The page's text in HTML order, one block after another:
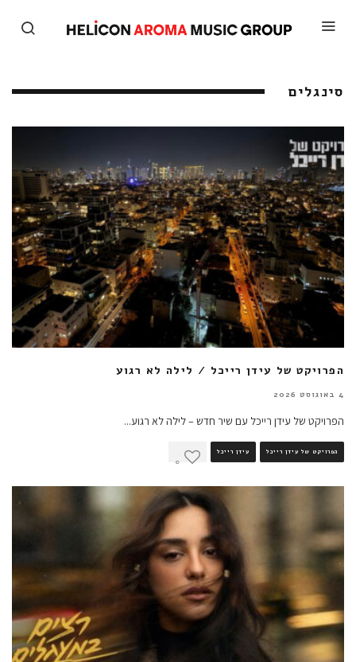
סינגלים
הפרויקט של עידן רייכל / לילה לא רגוע
4 באוגוסט 2026
הפרויקט של עידן רייכל עם שיר חדש – לילה לא רגוע...
הפרויקט של עידן רייכל עידן רייכל
0